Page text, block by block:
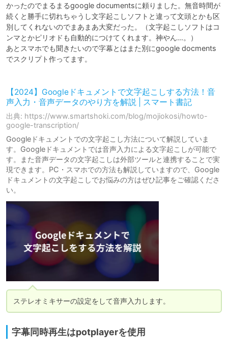
かったのでまるまるgoogle documentsに頼りました。無音時間が
続くと勝手に切れちゃうし文字起こしソフトと違って文頭とかも区
別してくれないのでまあまあ大変だった。（文字起こしソフトはコ
ンマとかピリオドも自動的につけてくれます。神やん…。）
あとスマホでも聞きたいので字幕とはまた別にgoogle docments
でスクリプト作ってます。
【2024】Googleドキュメントで文字起こしする方法！音
声入力・音声データのやり方を解説 | スマート書記
出典: https://www.smartshoki.com/blog/mojiokosi/howto-
google-transcription/
Googleドキュメントでの文字起こし方法について解説していま
す。Googleドキュメントでは音声入力による文字起こしが可能で
す。また音声データの文字起こしは外部ツールと連携することで実
現できます。PC・スマホでの方法も解説していますので、Google
ドキュメントの文字起こしでお悩みの方はぜひ記事をご確認くださ
い。
ステレオミキサーの設定をして音声入力します。
字幕同時再生はpotplayerを使用